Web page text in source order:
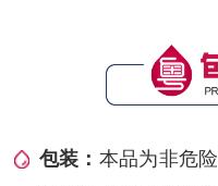
包装： 本品为非危